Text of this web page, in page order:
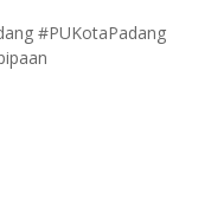
#PUKotaPadang